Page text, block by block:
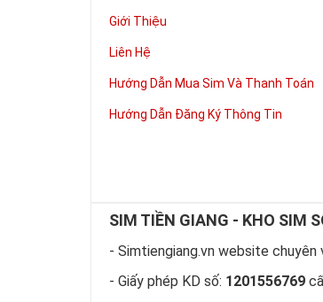
Giới Thiệu
Liên Hệ
Hướng Dẫn Mua Sim Và Thanh Toán
Hướng Dẫn Đăng Ký Thông Tin
SIM TIỀN GIANG - KHO SIM
- Simtiengiang.vn website chuyên
- Giấy phép KD số: 1201556769